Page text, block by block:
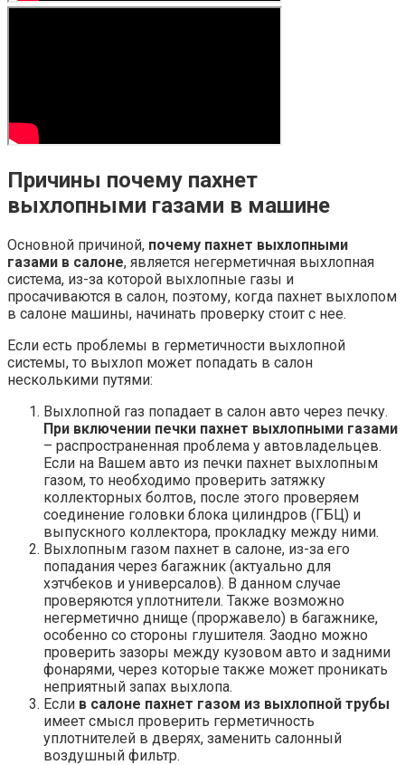
Причины почему пахнет
выхлопными газами в машине
Основной причиной, почему пахнет выхлопными
газами в салоне, является негерметичная выхлопная
система, из-за которой выхлопные газы и
просачиваются в салон, поэтому, когда пахнет выхлопом
в салоне машины, начинать проверку стоит с нее.
Если есть проблемы в герметичности выхлопной
системы, то выхлоп может попадать в салон
несколькими путями:
Выхлопной газ попадает в салон авто через печку.
При включении печки пахнет выхлопными газами
– распространенная проблема у автовладельцев.
Если на Вашем авто из печки пахнет выхлопным
газом, то необходимо проверить затяжку
коллекторных болтов, после этого проверяем
соединение головки блока цилиндров (ГБЦ) и
выпускного коллектора, прокладку между ними.
Выхлопным газом пахнет в салоне, из-за его
попадания через багажник (актуально для
хэтчбеков и универсалов). В данном случае
проверяются уплотнители. Также возможно
негерметично днище (проржавело) в багажнике,
особенно со стороны глушителя. Заодно можно
проверить зазоры между кузовом авто и задними
фонарями, через которые также может проникать
неприятный запах выхлопа.
Если в салоне пахнет газом из выхлопной трубы
имеет смысл проверить герметичность
уплотнителей в дверях, заменить салонный
воздушный фильтр.